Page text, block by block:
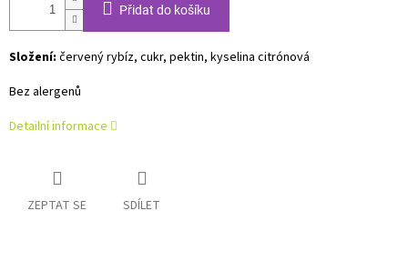
Přidat do košíku
Složení: červený rybíz, cukr, pektin, kyselina citrónová
Bez alergenů
Detailní informace
ZEPTAT SE SDÍLET